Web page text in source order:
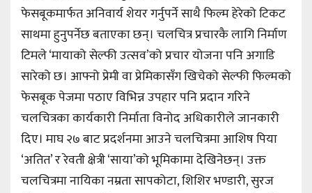
फेसबूकमार्फत अनिवार्य शेयर गर्नुपर्ने साथै फिल्म हेरेको टिकट
साथमा हुनुपर्नेछ बताएका छन्। चलचित्र प्रचारकै लागि निर्माण
टिमले ‘मायाको सेल्फी उत्सव’को प्रचार योजना पनि अगाडि
सारेको छ। आफ्नो प्रेमी वा प्रेमिकासँग खिचेको सेल्फी फिल्मको
फेसबूक पेजमा पठाए विभिन्न उपहार पनि प्रदान गरिने
चलचित्रका कार्यकारी निर्माता विनोद अधिकारीले जानकारी
दिए। माघ २७ बाट प्रदर्शनमा आउने चलचित्रमा आशिष पिया
‘अतित’ र रेवती क्षेत्री ‘साया’को भूमिकामा देखिनेछन्। उक्त
चलचित्रमा नायिका नम्रता सापकोटा, शिशिर भण्डारी, सुरज